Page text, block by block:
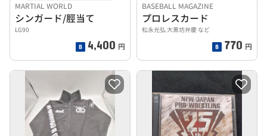
MARTIAL WORLD
シンガード/脛当て
LG90
4,400 円
BASEBALL MAGAZINE
プロレスカード
松永光弘 大黒坊弁慶 など
770 円